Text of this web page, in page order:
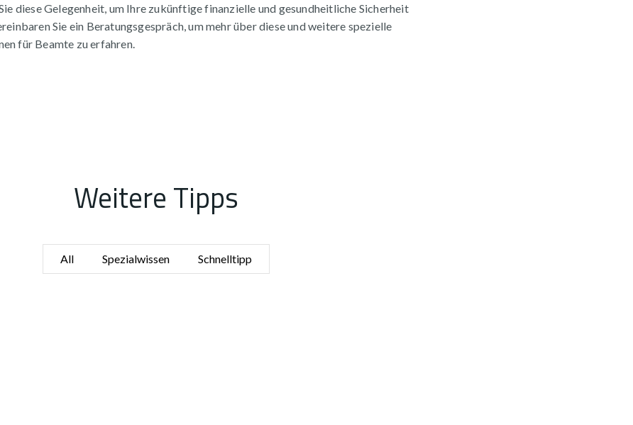
diese Gelegenheit, um Ihre zukünftige finanzielle und gesundheitliche Sicherheit
Sie ein Beratungsgespräch, um mehr über diese und weitere spezielle
für Beamte zu erfahren.
Weitere Tipps
All Spezialwissen Schnelltipp